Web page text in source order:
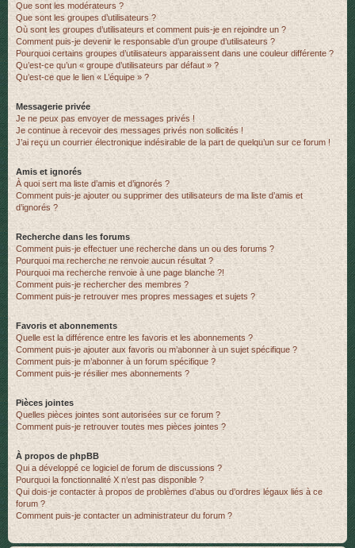
Que sont les modérateurs ?
Que sont les groupes d’utilisateurs ?
Où sont les groupes d’utilisateurs et comment puis-je en rejoindre un ?
Comment puis-je devenir le responsable d’un groupe d’utilisateurs ?
Pourquoi certains groupes d’utilisateurs apparaissent dans une couleur différente ?
Qu’est-ce qu’un « groupe d’utilisateurs par défaut » ?
Qu’est-ce que le lien « L’équipe » ?
Messagerie privée
Je ne peux pas envoyer de messages privés !
Je continue à recevoir des messages privés non sollicités !
J’ai reçu un courrier électronique indésirable de la part de quelqu’un sur ce forum !
Amis et ignorés
À quoi sert ma liste d’amis et d’ignorés ?
Comment puis-je ajouter ou supprimer des utilisateurs de ma liste d’amis et
d’ignorés ?
Recherche dans les forums
Comment puis-je effectuer une recherche dans un ou des forums ?
Pourquoi ma recherche ne renvoie aucun résultat ?
Pourquoi ma recherche renvoie à une page blanche ?!
Comment puis-je rechercher des membres ?
Comment puis-je retrouver mes propres messages et sujets ?
Favoris et abonnements
Quelle est la différence entre les favoris et les abonnements ?
Comment puis-je ajouter aux favoris ou m’abonner à un sujet spécifique ?
Comment puis-je m’abonner à un forum spécifique ?
Comment puis-je résilier mes abonnements ?
Pièces jointes
Quelles pièces jointes sont autorisées sur ce forum ?
Comment puis-je retrouver toutes mes pièces jointes ?
À propos de phpBB
Qui a développé ce logiciel de forum de discussions ?
Pourquoi la fonctionnalité X n’est pas disponible ?
Qui dois-je contacter à propos de problèmes d’abus ou d’ordres légaux liés à ce
forum ?
Comment puis-je contacter un administrateur du forum ?